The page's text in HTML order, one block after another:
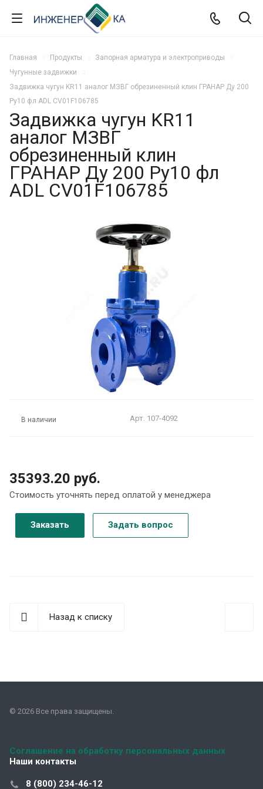
Главная Продукты
Запорная арматура и электроприводы
Чугунные задвижки
Задвижка чугун KR11 аналог МЗВГ обрезиненный клин ГРАНАР Ду 200
Ру10 фл ADL CV01F106785
Задвижка чугун KR11
аналог МЗВГ
обрезиненный клин
ГРАНАР Ду 200 Ру10 фл
ADL CV01F106785
В наличии Арт. 107-4092
35393.20 руб.
Стоимость уточнять перед оплатой у менеджера
Заказать Задать вопрос
Назад к списку
© 2026 Все права защищены.
Соглашение на обработку персональных данных
Наши контакты
8 (800) 234-46-12